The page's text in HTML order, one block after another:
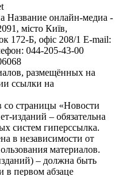
Название онлайн-медиа -
місто Київ,
Б, офіс 208/1 E-mail:
044-205-43-00
размещённых на
ссылки на
страницы «Новости
изданий – обязательна
систем гиперссылка.
в независимости от
материалов.
– должна быть
в первом абзаце